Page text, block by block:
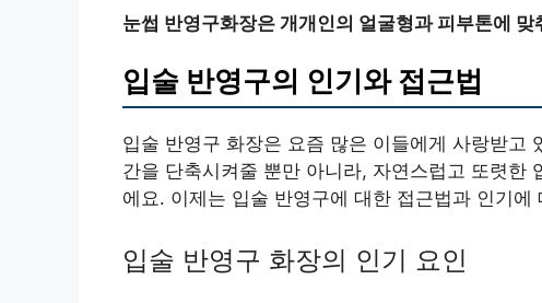
눈썹 반영구화장은 개개인의 얼굴형과 피부톤에 맞
입술 반영구의 인기와 접근법
입술 반영구 화장은 요즘 많은 이들에게 사랑받고
간을 단축시켜줄 뿐만 아니라, 자연스럽고 또렷한
에요. 이제는 입술 반영구에 대한 접근법과 인기
입술 반영구 화장의 인기 요인